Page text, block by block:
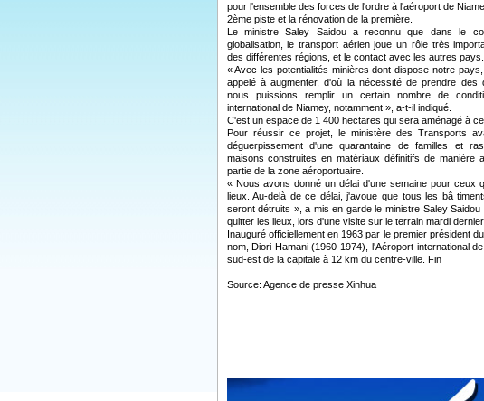
pour l'ensemble des forces de l'ordre à l'aéroport de
2ème piste et la rénovation de la première.
Le ministre Saley Saidou a reconnu que dans le
globalisation, le transport aérien joue un rôle très
des différentes régions, et le contact avec les autres pays.
« Avec les potentialités minières dont dispose notre
appelé à augmenter, d'où la nécessité de prendre des
nous puissions remplir un certain nombre de
international de Niamey, notamment », a-t-il indiqué.
C'est un espace de 1 400 hectares qui sera aménagé à
Pour réussir ce projet, le ministère des Transports
déguerpissement d'une quarantaine de familles et
maisons construites en matériaux définitifs de manière
partie de la zone aéroportuaire.
« Nous avons donné un délai d'une semaine pour ceux
lieux. Au-delà de ce délai, j'avoue que tous les bâ
seront détruits », a mis en garde le ministre Saley
quitter les lieux, lors d'une visite sur le terrain mardi dernier.
Inauguré officiellement en 1963 par le premier président
nom, Diori Hamani (1960-1974), l'Aéroport international
sud-est de la capitale à 12 km du centre-ville. Fin
Source: Agence de presse Xinhua